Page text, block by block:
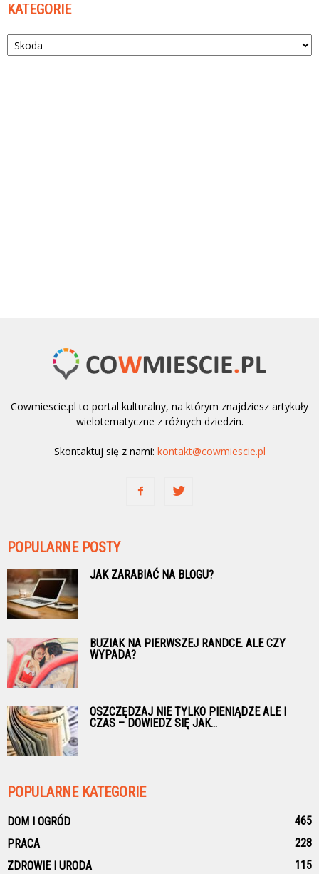
KATEGORIE
Kategorie
Cowmiescie.pl to portal kulturalny, na którym znajdziesz artykuły
wielotematyczne z różnych dziedzin.
Skontaktuj się z nami: kontakt@cowmiescie.pl
POPULARNE POSTY
JAK ZARABIAĆ NA BLOGU?
BUZIAK NA PIERWSZEJ RANDCE. ALE CZY
WYPADA?
OSZCZĘDZAJ NIE TYLKO PIENIĄDZE ALE I
CZAS – DOWIEDZ SIĘ JAK...
POPULARNE KATEGORIE
DOM I OGRÓD
465
PRACA
228
ZDROWIE I URODA
115